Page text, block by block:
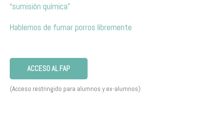
“sumisión química”
Hablemos de fumar porros libremente
ACCESO AL FAP
(Acceso restringido para alumnos y ex-alumnos)